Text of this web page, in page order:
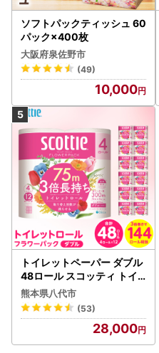
ソフトパックティッシュ 60
パック×400枚
大阪府泉佐野市
(49)
10,000
トイレットペーパー ダブル
48ロール スコッティ トイ
レット
熊本県八代市
(53)
28,000